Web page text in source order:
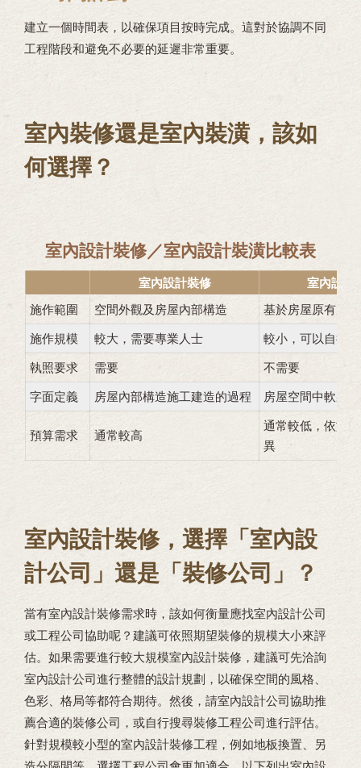
建立一個時間表，以確保項目按時完成。這對於協調不同
工程階段和避免不必要的延遲非常重要。
室內裝修還是室內裝潢，該如
何選擇？
室內設計裝修／室內設計裝潢比較表
室內設計裝修
室內設計
施作範圍
空間外觀及房屋內部構造
基於房屋原有空間
施作規模
較大，需要專業人士
較小，可以自行
執照要求
需要
不需要
字面定義
房屋內部構造施工建造的過程 房屋空間中軟裝
預算需求 通常較高
通常較低，依施
異
室內設計裝修，選擇「室內設
計公司」還是「裝修公司」？
當有室內設計裝修需求時，該如何衡量應找室內設計公司
或工程公司協助呢？建議可依照期望裝修的規模大小來評
估。如果需要進行較大規模室內設計裝修，建議可先洽詢
室內設計公司進行整體的設計規劃，以確保空間的風格、
色彩、格局等都符合期待。然後，請室內設計公司協助推
薦合適的裝修公司，或自行搜尋裝修工程公司進行評估。
針對規模較小型的室內設計裝修工程，例如地板換置、另